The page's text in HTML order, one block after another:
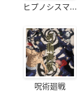
ヒプノシスマ...
呪術廻戦